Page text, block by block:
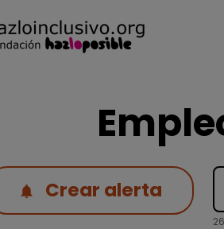
Crear alerta